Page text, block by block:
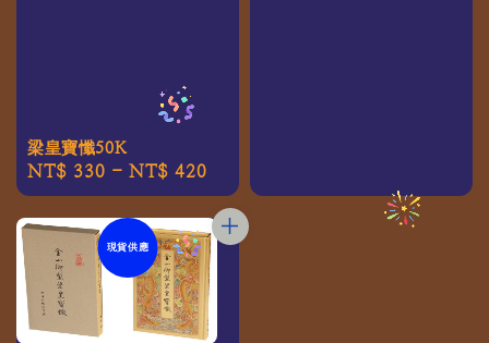
梁皇寶懺50K
Regular
price
NT$ 330 -NT$ 420
現貨供應